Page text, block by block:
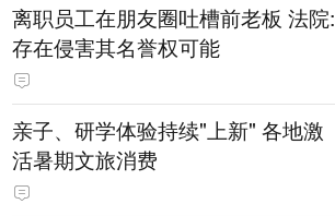
离职员工在朋友圈吐槽前老板 法院:
存在侵害其名誉权可能
亲子、研学体验持续"上新" 各地激
活暑期文旅消费